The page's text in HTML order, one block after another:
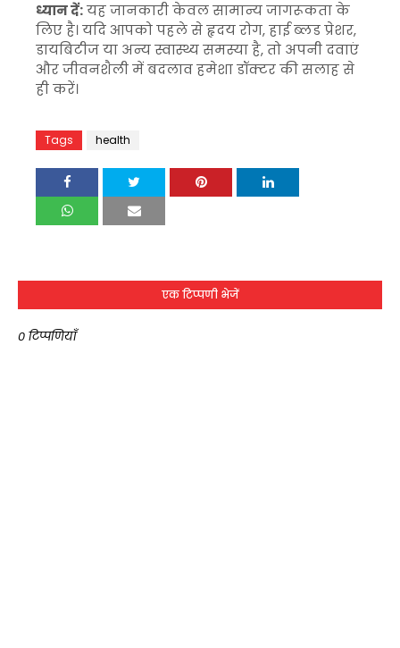
ध्यान दें:यह जानकारी केवल सामान्य जागरूकता के
लिए है। यदि आपको पहले से हृदय रोग, हाई ब्लड प्रेशर,
डायबिटीज या अन्य स्वास्थ्य समस्या है, तो अपनी दवाएं
और जीवनशैली में बदलाव हमेशा डॉक्टर की सलाह से
ही करें।
Tags health
एक टिप्पणी भेजें
0 टिप्पणियाँ